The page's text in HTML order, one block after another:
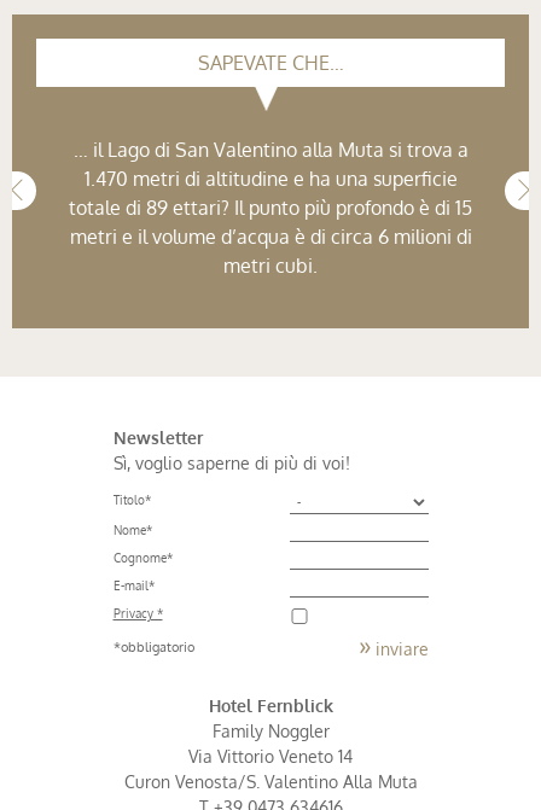
SAPEVATE CHE…
… il Lago di San Valentino alla Muta si trova a
1.470 metri di altitudine e ha una superficie
totale di 89 ettari? Il punto più profondo è di 15
metri e il volume d’acqua è di circa 6 milioni di
metri cubi.
Newsletter
Sì, voglio saperne di più di voi!
Titolo*
Nome*
Cognome*
E-mail*
Privacy *
inviare
*obbligatorio
Hotel Fernblick
Family Noggler
Via Vittorio Veneto 14
Curon Venosta/S. Valentino Alla Muta